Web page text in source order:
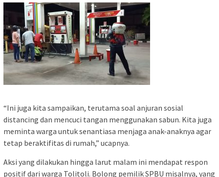
“Ini juga kita sampaikan, terutama soal anjuran sosial
distancing dan mencuci tangan menggunakan sabun. Kita juga
meminta warga untuk senantiasa menjaga anak-anaknya agar
tetap beraktifitas di rumah,” ucapnya.
Aksi yang dilakukan hingga larut malam ini mendapat respon
positif dari warga Tolitoli. Bolong pemilik SPBU misalnya, yang